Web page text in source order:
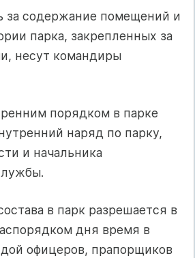
за содержание помещений и
парка, закрепленных за
несут командиры
порядком в парке
наряд по парку,
и начальника
в парк разрешается в
дня время в
офицеров, прапорщиков